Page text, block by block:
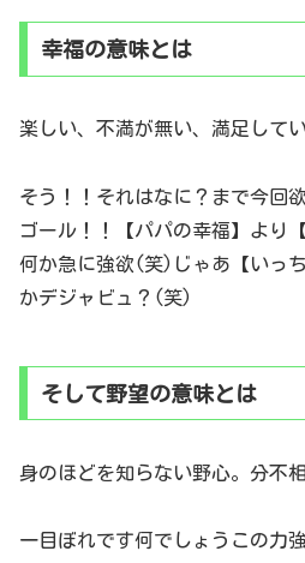
幸福の意味とは
楽しい、不満が無い、満足してい
そう！！それはなに？まで今回
ゴール！！【パパの幸福】より
何か急に強欲(笑)じゃあ【いっ
かデジャビュ？(笑)
そして野望の意味とは
身のほどを知らない野心。分不
一目ぼれです何でしょうこの力